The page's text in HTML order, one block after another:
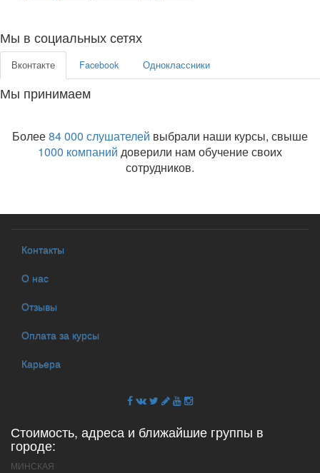
Мы в социальных сетях
Вконтакте Facebook Одноклассники
Мы принимаем
Более84 000 слушателей выбрали наши курсы, свыше
1000 компаний доверили нам обучение своих
сотрудников.
Контакты
О нас
Отзывы
Оплата за курсы
Карьера
Стоимость, адреса и ближайшие группы в
городе:
МИНСКАЯ